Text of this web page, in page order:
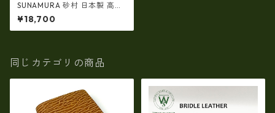
SUNAMURA 砂村 日本製 高級
鮫革シャークレザー 二つ折り
（コイン入れつき）財布（ly-1
301）
¥18,700
同じカテゴリの商品